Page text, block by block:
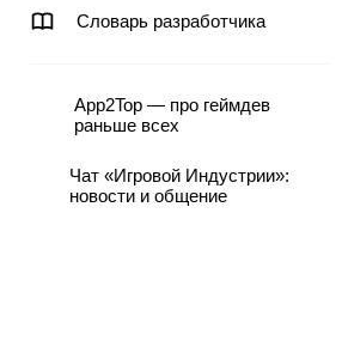
Словарь разработчика
App2Top — про геймдев
раньше всех
Чат «Игровой Индустрии»:
новости и общение